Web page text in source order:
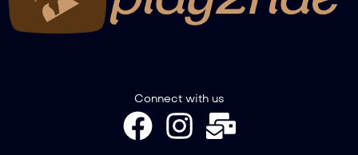
Connect with us